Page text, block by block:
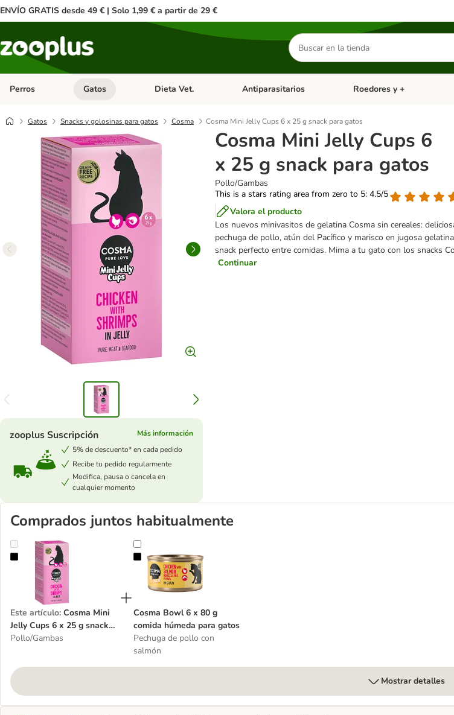
ENVÍO GRATIS desde 49 € | Solo 1,99 € a partir de 29 €
Buscar
productos
Perros Menú de categoria abierto: Perros
Gatos Menú de categoria abierto: Gatos
Dieta Vet. Menú de categoria abierto: Dieta Vet.
Antiparasitarios Menú de categoria abierto:
Roedores y +
Gatos Snacks y golosinas para gatos Cosma Cosma Mini Jelly Cups 6 x 25 g snack para gatos
Cosma Mini Jelly Cups 6
x 25 g snack para gatos
Pollo/Gambas
This is a stars rating area from zero to 5: 4.5/5
Valora el producto
Los nuevos minivasitos de gelatina Cosma sin cereales:
pechuga de pollo, atún del Pacífico y marisco en jugosa
snack perfecto entre comidas. Mima a tu gato con los snacks
Continuar
zooplus Suscripción
Más información
5% de descuento* en cada pedido
Recibe tu pedido regularmente
Modifica, pausa o cancela en
cualquier momento
Comprados juntos habitualmente
Cosma Mini Jelly Cups 6 x 25 g snack para gatos
Este artículo: Cosma Mini
Jelly Cups 6 x 25 g snack
para gatos
Pollo/Gambas
Cosma Bowl 6 x 80 g comida húmeda para gatos
Cosma Bowl 6 x 80 g
comida húmeda para gatos
Pechuga de pollo con
salmón
Mostrar detalles